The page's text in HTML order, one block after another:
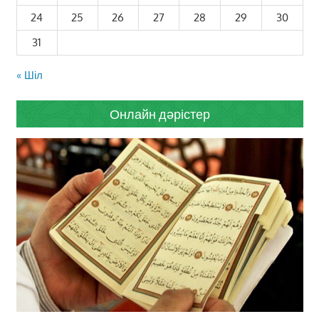
24
25 26 27 28 29
30
31
« Шіл
Онлайн дәрістер